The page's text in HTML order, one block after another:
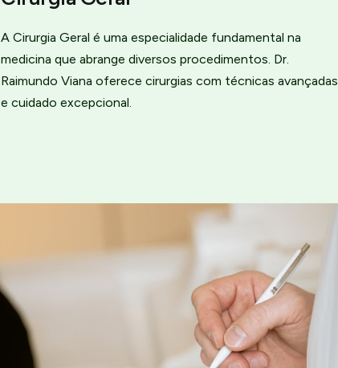
A Cirurgia Geral é uma especialidade fundamental na
medicina que abrange diversos procedimentos. Dr.
Raimundo Viana oferece cirurgias com técnicas avançadas
e cuidado excepcional.